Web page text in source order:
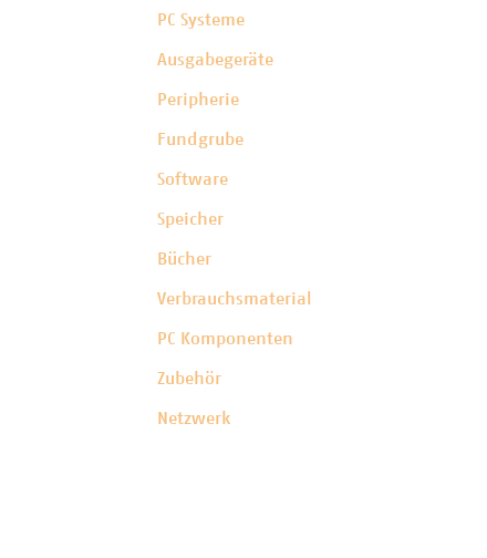
PC Systeme
Ausgabegeräte
Peripherie
Fundgrube
Software
Speicher
Bücher
Verbrauchsmaterial
PC Komponenten
Zubehör
Netzwerk